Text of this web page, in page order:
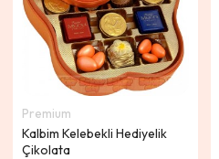
Premium
Kalbim Kelebekli Hediyelik
Çikolata